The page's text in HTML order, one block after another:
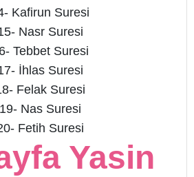
Kafirun Suresi
Nasr Suresi
Tebbet Suresi
İhlas Suresi
Felak Suresi
19- Nas Suresi
Fetih Suresi
Yasin